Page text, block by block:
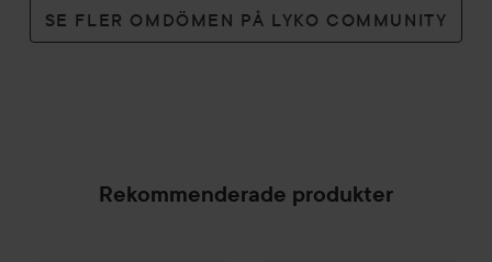
SE FLER OMDÖMEN PÅ LYKO COMMUNITY
Rekommenderade produkter